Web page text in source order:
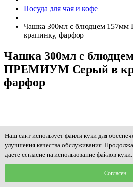
Посуда для чая и кофе
Чашка 300мл с блюдцем
крапинку, фарфор
Чашка 300мл с
ПРЕМИУМ Серый в
фарфор
Наш сайт использует файлы куки для
улучшения качества обслуживания.
даете согласие на использование файлов куки.
Согласен